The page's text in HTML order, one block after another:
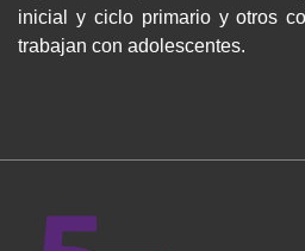
inicial y ciclo primario y otros
trabajan con adolescentes.